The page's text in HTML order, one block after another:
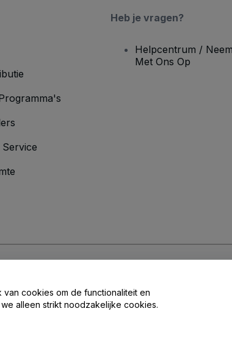
Heb je vragen?
Helpcentrum /
Met Ons Op
privacybeleid voor
van cookies om de functionaliteit en
alleen strikt noodzakelijke cookies.